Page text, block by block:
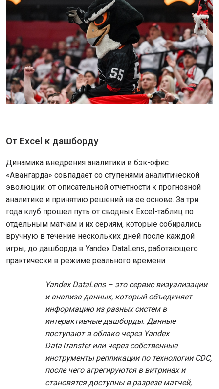
От Excel к дашборду
Динамика внедрения аналитики в бэк-офис
«Авангарда» совпадает со ступенями аналитической
эволюции: от описательной отчетности к прогнозной
аналитике и принятию решений на ее основе. За три
года клуб прошел путь от сводных Excel-таблиц по
отдельным матчам и их сериям, которые собирались
вручную в течение нескольких дней после каждой
игры, до дашборда в Yandex DataLens, работающего
практически в режиме реального времени.
Yandex DataLens – это сервис визуализации
и анализа данных, который объединяет
информацию из разных систем в
интерактивные дашборды. Данные
поступают в облако через Yandex
DataTransfer или через собственные
инструменты репликации по технологии CDC,
после чего агрегируются в витринах и
становятся доступны в разрезе матчей,